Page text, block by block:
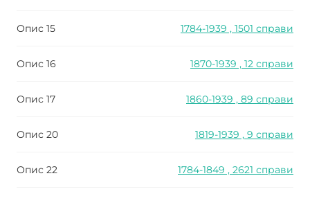
Опис 15 1784-1939 , 1501 справи
Опис 16 1870-1939 , 12 справи
Опис 17 1860-1939 , 89 справи
Опис 20 1819-1939 , 9 справи
Опис 22 1784-1849 , 2621 справи